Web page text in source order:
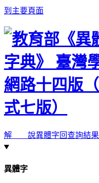
到主要頁面
解 說異體字回查詢結果
異體字